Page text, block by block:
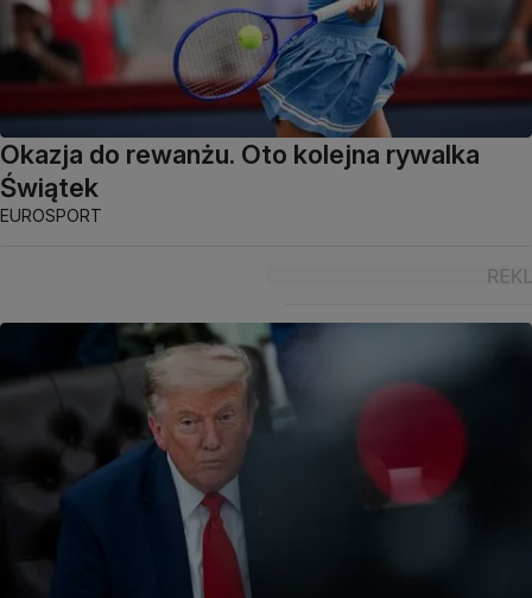
Okazja do rewanżu. Oto kolejna rywalka
Świątek
EUROSPORT